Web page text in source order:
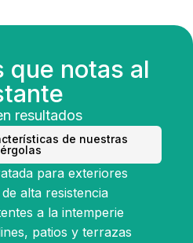
que notas al
resultados
de nuestras
para exteriores
alta resistencia
a la intemperie
patios y terrazas